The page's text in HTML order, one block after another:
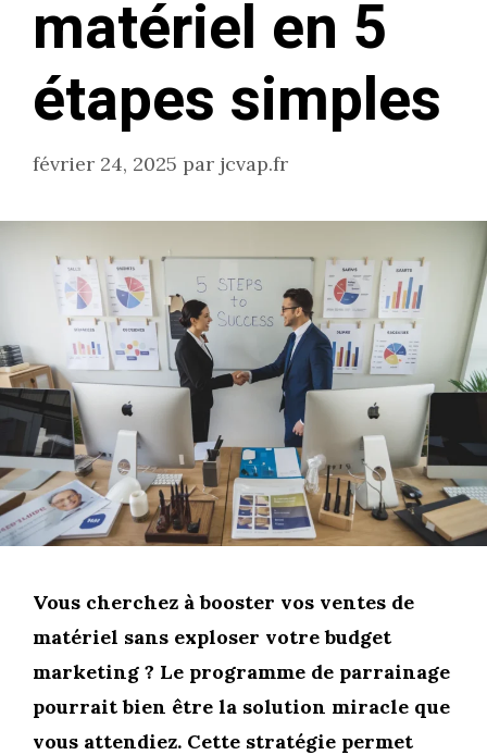
matériel en 5
étapes simples
février 24, 2025 par jcvap.fr
Vous cherchez à booster vos ventes de
matériel sans exploser votre budget
marketing ? Le programme de parrainage
pourrait bien être la solution miracle que
vous attendiez. Cette stratégie permet